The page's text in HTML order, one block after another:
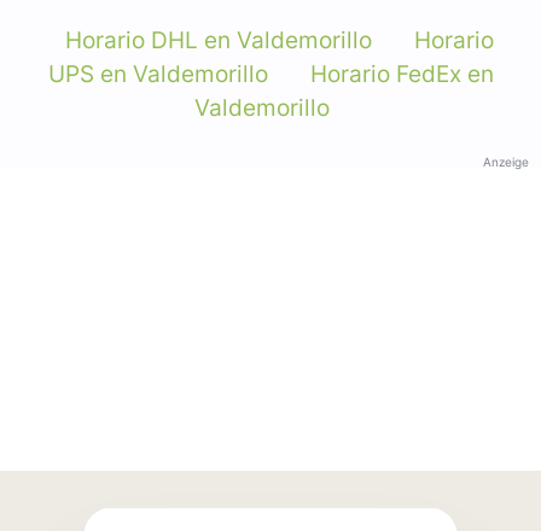
Horario DHL en Valdemorillo
Horario
UPS en Valdemorillo
Horario FedEx en
Valdemorillo
Anzeige